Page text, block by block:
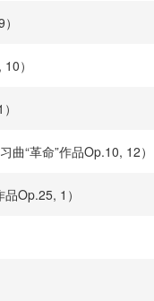
）
“革命”作品Op.10, 12）
Op.25, 1）